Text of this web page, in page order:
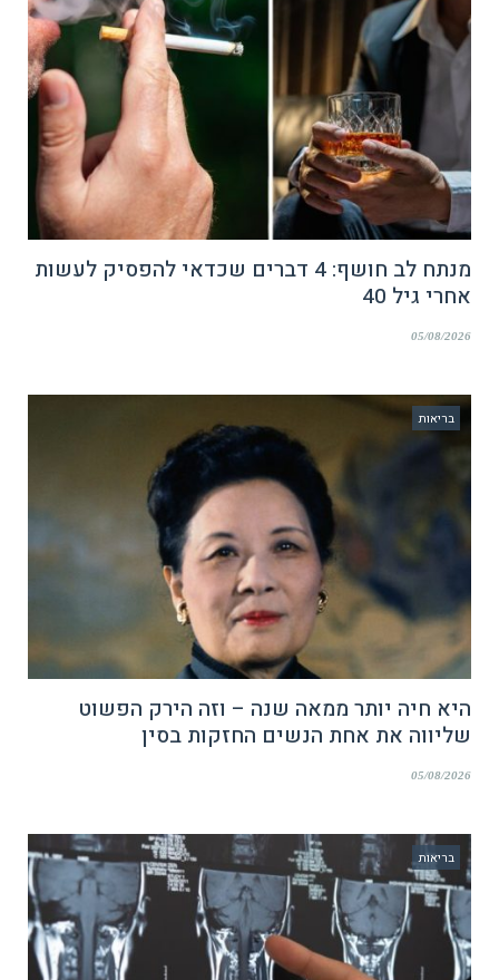
מנתח לב חושף: 4 דברים שכדאי להפסיק לעשות
אחרי גיל 40
05/08/2026
בריאות
היא חיה יותר ממאה שנה – וזה הירק הפשוט
שליווה את אחת הנשים החזקות בסין
05/08/2026
בריאות